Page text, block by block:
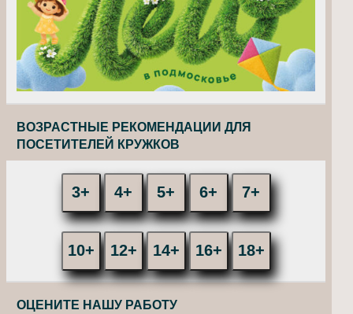
ВОЗРАСТНЫЕ РЕКОМЕНДАЦИИ ДЛЯ
ПОСЕТИТЕЛЕЙ КРУЖКОВ
3+ 4+ 5+ 6+ 7+
10+ 12+ 14+ 16+ 18+
ОЦЕНИТЕ НАШУ РАБОТУ